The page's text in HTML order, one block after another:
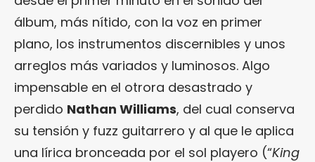
álbum, más nítido, con la voz en primer
plano, los instrumentos discernibles y unos
arreglos más variados y luminosos. Algo
impensable en el otrora desastrado y
perdido Nathan Williams, del cual conserva
su tensión y fuzz guitarrero y al que le aplica
una lírica bronceada por el sol playero (“King